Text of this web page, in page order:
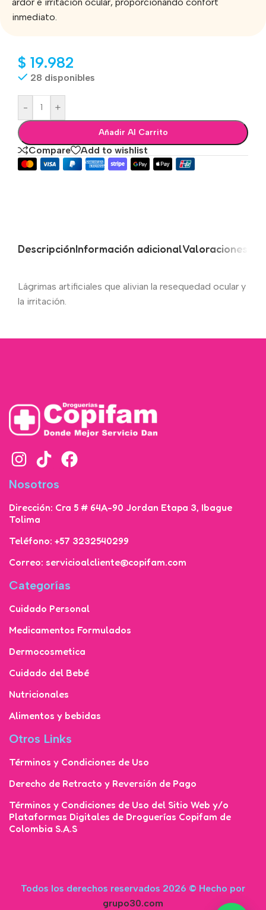
inmediato.
$ 19.982
28 disponibles
- +
Añadir Al Carrito
Compare Add to wishlist
DescripciónInformación adicionalValoraciones (0)
Lágrimas artificiales que alivian la resequedad ocular y
la irritación.
Nosotros
Dirección: Cra 5 # 64A-90 Jordan Etapa 3, Ibague
Tolima
Teléfono: +57 3232540299
Correo: servicioalcliente@copifam.com
Categorías
Cuidado Personal
Medicamentos Formulados
Dermocosmetica
Cuidado del Bebé
Nutricionales
Alimentos y bebidas
Otros Links
Términos y Condiciones de Uso
Derecho de Retracto y Reversión de Pago
Términos y Condiciones de Uso del Sitio Web y/o
Plataformas Digitales de Droguerías Copifam de
Colombia S.A.S
Todos los derechos reservados 2026 © Hecho por
grupo30.com